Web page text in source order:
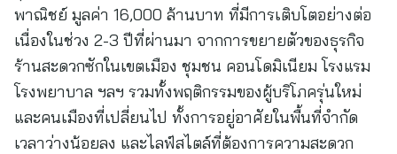
พาณิชย์ มูลค่า 16,000 ล้านบาท ที่มีการเติบโตอย่างต่อ
เนื่องในช่วง 2-3 ปีที่ผ่านมา จากการขยายตัวของธุรกิจ
ร้านสะดวกซักในเขตเมือง ชุมชน คอนโดมิเนียม โรงแรม
โรงพยาบาล ฯลฯ รวมทั้งพฤติกรรมของผู้บริโภครุ่นใหม่
และคนเมืองที่เปลี่ยนไป ทั้งการอยู่อาศัยในพื้นที่จำกัด
เวลาว่างน้อยลง และไลฟ์สไตล์ที่ต้องการความสะดวก